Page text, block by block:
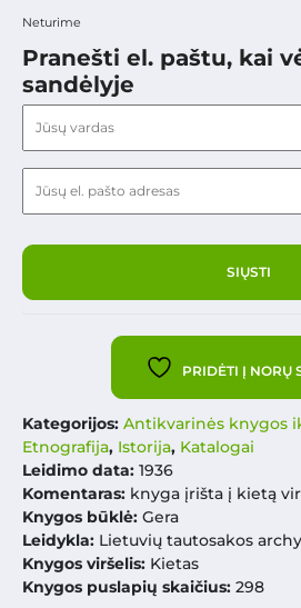
Neturime
Pranešti el. paštu, kai
sandėlyje
PRIDĖTI Į NORŲ
Kategorijos: Antikvarinės knygos
Etnografija, Istorija, Katalogai
Leidimo data: 1936
Komentaras: knyga įrišta į kietą
Knygos būklė: Gera
Leidykla: Lietuvių tautosakos
Knygos viršelis: Kietas
Knygos puslapių skaičius: 298